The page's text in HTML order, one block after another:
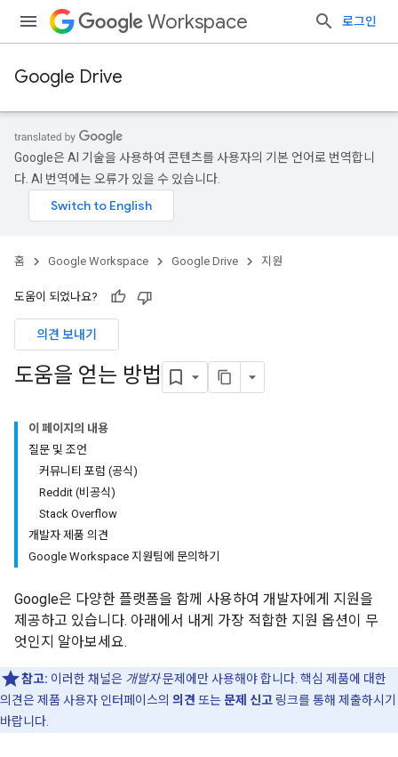
Workspace 로그인
Google Drive
Google은 AI 기술을 사용하여 콘텐츠를 사용자의 기본 언어로 번역합니
다. AI 번역에는 오류가 있을 수 있습니다.
홈 Google Workspace Google Drive 지원
도움이 되었나요?
의견 보내기
도움을 얻는 방법
이 페이지의 내용
질문 및 조언
커뮤니티 포럼 (공식)
Reddit (비공식)
Stack Overflow
개발자 제품 의견
Google Workspace 지원팀에 문의하기
Google은 다양한 플랫폼을 함께 사용하여 개발자에게 지원을
제공하고 있습니다. 아래에서 내게 가장 적합한 지원 옵션이 무
엇인지 알아보세요.
참고: 이러한 채널은 개발자문제에만 사용해야 합니다. 핵심 제품에 대한
의견은 제품 사용자 인터페이스의 의견 또는 문제 신고 링크를 통해 제출하시기
바랍니다.